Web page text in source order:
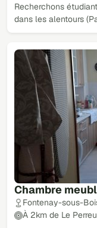
Recherchons
dans les alentours
Chambre
Fontenay-sous-
À 2km de Le